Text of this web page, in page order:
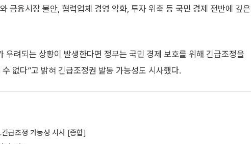
금융시장 불안, 협력업체 경영 악화, 투자 위축 등 국민 경제 전반에 깊은
우려되는 상황이 발생한다면 정부는 국민 경제 보호를 위해 긴급조정을
없다”고 밝혀 긴급조정권 발동 가능성도 시사했다.
급조정 가능성 시사 [종합]